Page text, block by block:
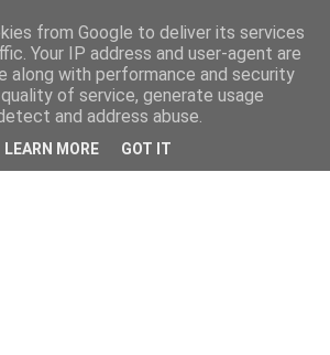
from Google to deliver its services
Your IP address and user-agent are
along with performance and security
of service, generate usage
and address abuse.
LEARN MORE GOT IT